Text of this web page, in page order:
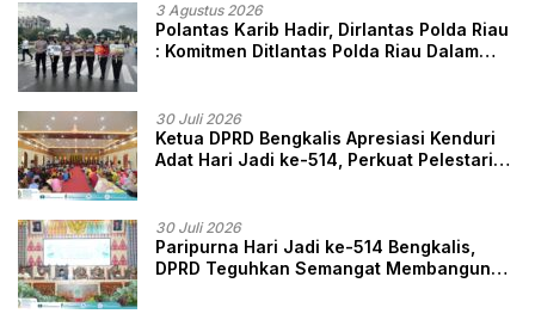
3 Agustus 2026
Polantas Karib Hadir, Dirlantas Polda Riau
: Komitmen Ditlantas Polda Riau Dalam
30 Juli 2026
Ketua DPRD Bengkalis Apresiasi Kenduri
Adat Hari Jadi ke-514, Perkuat Pelestarian
30 Juli 2026
Paripurna Hari Jadi ke-514 Bengkalis,
DPRD Teguhkan Semangat Membangun